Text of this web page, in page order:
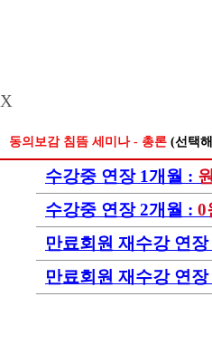
X
동의보감 침뜸 세미나 - 총론 (선택
수강중 연장 1개월 :
수강중 연장 2개월 : 0
만료회원 재수강 연
만료회원 재수강 연